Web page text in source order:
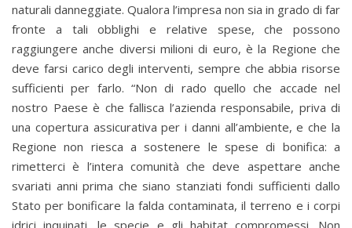
naturali danneggiate. Qualora l’impresa non sia in grado di far
fronte a tali obblighi e relative spese, che possono
raggiungere anche diversi milioni di euro, è la Regione che
deve farsi carico degli interventi, sempre che abbia risorse
sufficienti per farlo. “Non di rado quello che accade nel
nostro Paese è che fallisca l’azienda responsabile, priva di
una copertura assicurativa per i danni all’ambiente, e che la
Regione non riesca a sostenere le spese di bonifica: a
rimetterci è l’intera comunità che deve aspettare anche
svariati anni prima che siano stanziati fondi sufficienti dallo
Stato per bonificare la falda contaminata, il terreno e i corpi